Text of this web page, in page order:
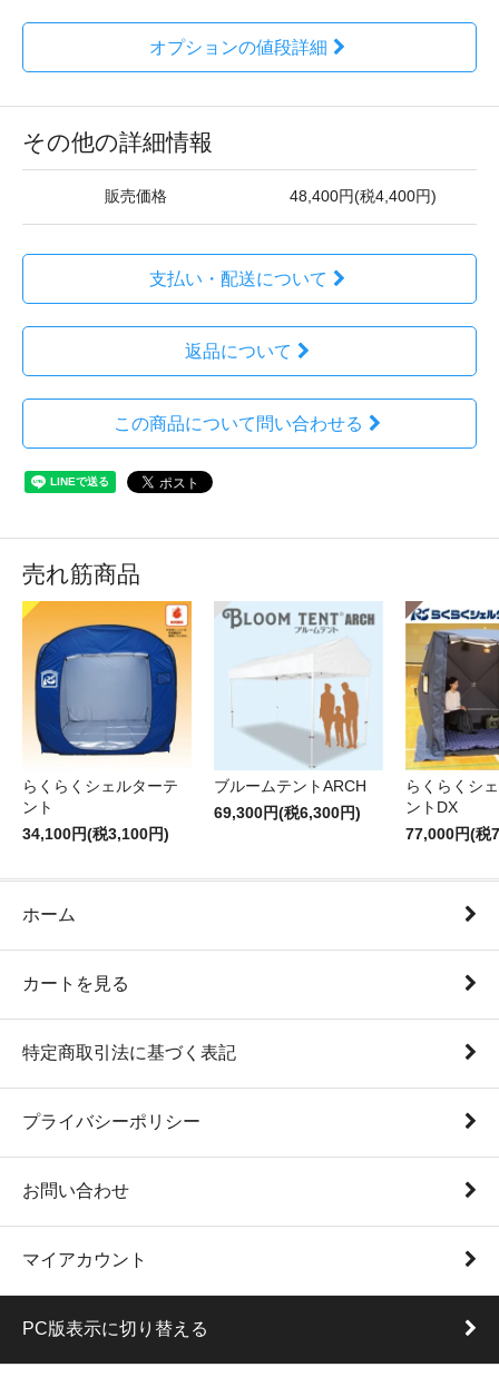
オプションの値段詳細
その他の詳細情報
販売価格 48,400円(税4,400円)
支払い・配送について
返品について
この商品について問い合わせる
売れ筋商品
らくらくシェルターテ
ント
34,100円(税3,100円)
ブルームテントARCH
69,300円(税6,300円)
らくらくシ
ントDX
77,000円(税
ホーム
カートを見る
特定商取引法に基づく表記
プライバシーポリシー
お問い合わせ
マイアカウント
PC版表示に切り替える